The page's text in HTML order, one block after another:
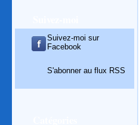
Suivez-moi sur
Facebook
S'abonner au flux RSS